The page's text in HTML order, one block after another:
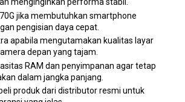
menginginkan performa stabil.
jika membutuhkan smartphone
pengisian daya cepat.
apabila mengutamakan kualitas layar
depan yang tajam.
RAM dan penyimpanan agar tetap
dalam jangka panjang.
produk dari distributor resmi untuk